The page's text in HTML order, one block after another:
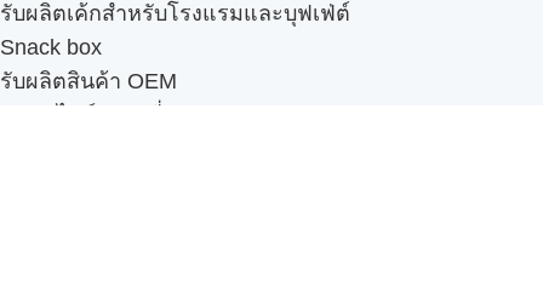
รับผลิตเค้กสำหรับโรงแรมและบุฟเฟ่ต์
Snack box
รับผลิตสินค้า OEM